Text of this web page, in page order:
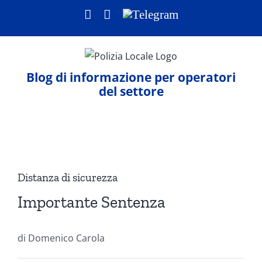
contenuto
Facebook
LinkedIn
Telegram
Blog di informazione per operatori
del settore
immagine
Distanza di sicurezza
Importante Sentenza
di Domenico Carola